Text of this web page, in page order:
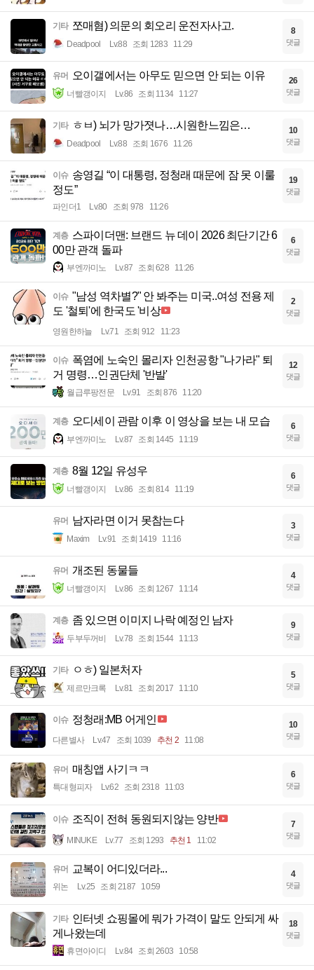
기타 쪼매혐) 의문의 회오리 운전자사고.
Deadpool Lv.88 조회 1283 11:29
8
댓글
유머 오이갤에서는 아무도 믿으면 안 되는 이유
너빨갱이지 Lv.86 조회 1134 11:27
26
댓글
기타 ㅎㅂ) 뇌가 망가졋나…시원한느낌은…
Deadpool Lv.88 조회 1676 11:26
10
댓글
이슈 송영길 “이 대통령, 정청래 때문에 잠 못 이룰
정도”
파인더1 Lv.80 조회 978 11:26
19
댓글
계층 스파이더맨: 브랜드 뉴 데이 2026 최단기간 6
00만 관객 돌파
부엔까미노 Lv.87 조회 628 11:26
6
댓글
이슈 "남성 역차별?" 안 봐주는 미국..여성 전용 제
도 '철퇴'에 한국도 '비상
영원한하늘 Lv.71 조회 912 11:23
2
댓글
이슈 폭염에 노숙인 몰리자 인천공항 "나가라" 퇴
거 명령…인권단체 '반발'
월급루팡전문 Lv.91 조회 876 11:20
12
댓글
계층 오디세이 관람 이후 이 영상을 보는 내 모습
부엔까미노 Lv.87 조회 1445 11:19
6
댓글
계층 8월 12일 유성우
너빨갱이지 Lv.86 조회 814 11:19
6
댓글
유머 남자라면 이거 못참는다
Maxim Lv.91 조회 1419 11:16
3
댓글
유머 개조된 동물들
너빨갱이지 Lv.86 조회 1267 11:14
4
댓글
계층 좀 있으면 이미지 나락 예정인 남자
두부두꺼비 Lv.78 조회 1544 11:13
9
댓글
기타 ㅇㅎ) 일본처자
제르만크록 Lv.81 조회 2017 11:10
5
댓글
이슈 정청래:MB 어게인
다른별사 Lv.47 조회 1039 추천 2 11:08
10
댓글
유머 매칭앱 사기ㅋㅋ
특대형피자 Lv.62 조회 2318 11:03
6
댓글
이슈 조직이 전혀 동원되지않는 양반
MINUKE Lv.77 조회 1293 추천 1 11:02
7
댓글
유머 교복이 어디있더라...
위논 Lv.25 조회 2187 10:59
4
댓글
기타 인터넷 쇼핑몰에 뭐가 가격이 말도 안되게 싸
게나왔는데
휴면아이디 Lv.84 조회 2603 10:58
18
댓글